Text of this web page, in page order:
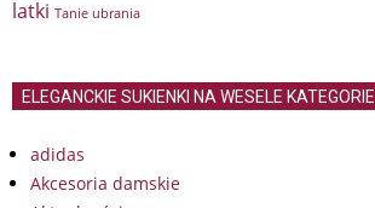
latki Tanie ubrania
ELEGANCKIE SUKIENKI NA WESELE KATEGORIE
adidas
Akcesoria damskie